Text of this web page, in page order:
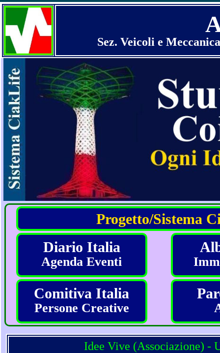
Sez. Veicoli e
Progetto/Sistema
Diario Italia
Agenda Eventi
Comitiva Italia
Persone Creative
Idee Vive (Associazione) -